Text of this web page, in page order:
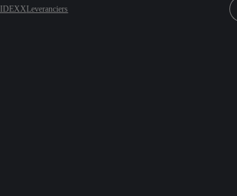
IDEXXLeveranciers